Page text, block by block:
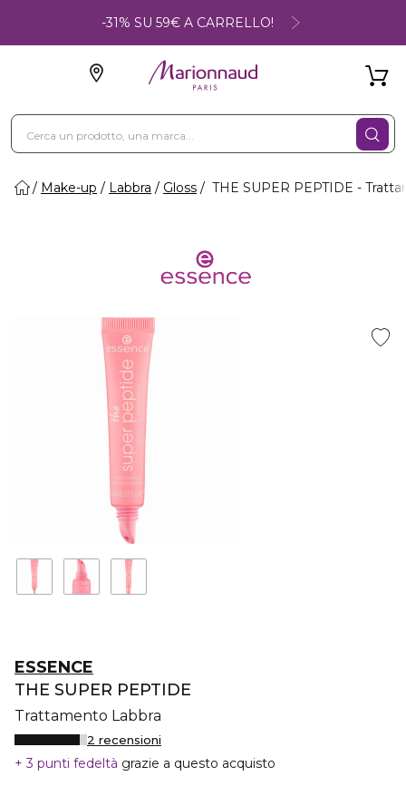
-31% SU 59€ A CARRELLO!
Make-up Labbra Gloss THE SUPER PEPTIDE -
ESSENCE
THE SUPER PEPTIDE
Trattamento Labbra
2 recensioni
3 punti fedeltà grazie a questo acquisto